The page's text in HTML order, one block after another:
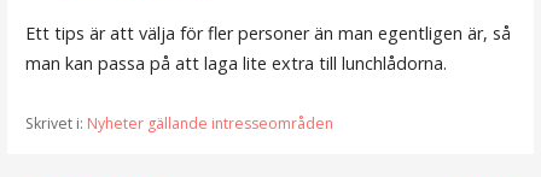
Ett tips är att välja för fler personer än man egentligen är, så
man kan passa på att laga lite extra till lunchlådorna.
Skrivet i: Nyheter gällande intresseområden